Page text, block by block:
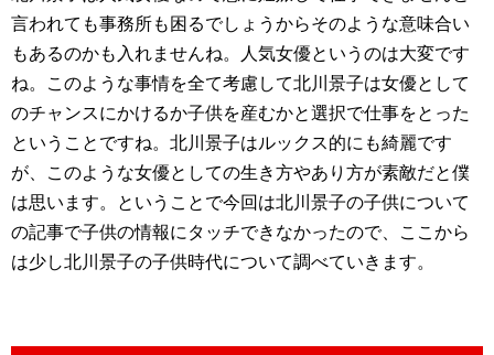
言われても事務所も困るでしょうからそのような意味合い
もあるのかも入れませんね。人気女優というのは大変です
ね。このような事情を全て考慮して北川景子は女優として
のチャンスにかけるか子供を産むかと選択で仕事をとった
ということですね。北川景子はルックス的にも綺麗です
が、このような女優としての生き方やあり方が素敵だと僕
は思います。ということで今回は北川景子の子供について
の記事で子供の情報にタッチできなかったので、ここから
は少し北川景子の子供時代について調べていきます。